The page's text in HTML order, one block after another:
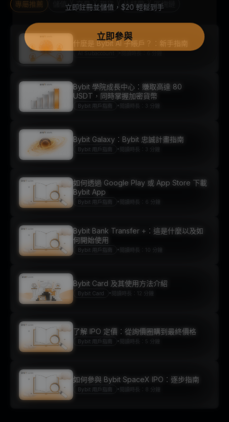
專屬推薦 儲值 交易 現貨 比特幣 區塊鏈
•
什麼是 Bybit AI 子賬戶？：新手指南
Bybit 用戶指南 •
Bybit 學院成長中心：賺取高達 80
USDT，同時掌握加密貨幣
Bybit 用戶指南 •
Bybit Galaxy：Bybit 忠誠計畫指南
Bybit 用戶指南 • 閱讀時長：6 分鐘
如何透過 Google Play 或 App Store 下載
Bybit App
Bybit 用戶指南 •
Bybit Bank Transfer +：這是什麼以及如
何開始使用
Bybit Card • 閱讀時長：12 分鐘
Bybit Card 及其使用方法介紹
Bybit 用戶指南 • 閱讀時長：5 分鐘
了解 IPO 定價：從詢價圈購到最終價格
Bybit 用戶指南 • 閱讀時長：8 分鐘
如何參與 Bybit SpaceX IPO：逐步指南
立即註冊並儲值，$20 輕鬆到手
立即參與